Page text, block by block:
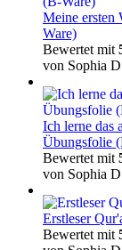
Meine ersten
Ware)
Bewertet mit
von Sophia
Ich lerne das
Übungsfolie
Bewertet mit
von Sophia
Erstleser
Bewertet mit